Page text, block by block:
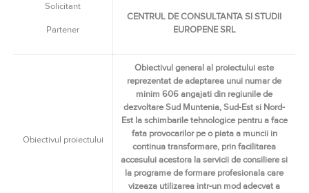
Solicitant
Partener
CENTRUL DE CONSULTANTA SI STUDII
EUROPENE SRL
Obiectivul proiectului
Obiectivul general al proiectului este
reprezentat de adaptarea unui numar de
minim 606 angajati din regiunile de
dezvoltare Sud Muntenia, Sud-Est si Nord-
Est la schimbarile tehnologice pentru a face
fata provocarilor pe o piata a muncii in
continua transformare, prin facilitarea
accesului acestora la servicii de consiliere si
la programe de formare profesionala care
vizeaza utilizarea intr-un mod adecvat a